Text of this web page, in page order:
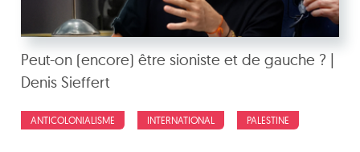
Peut-on (encore) être sioniste et de gauche ? |
Denis Sieffert
ANTICOLONIALISME INTERNATIONAL PALESTINE